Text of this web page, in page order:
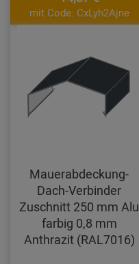
mit Code: CxLyh2Ajne
Mauerabdeckung-
Dach-Verbinder
Zuschnitt 250 mm Alu
farbig 0,8 mm
Anthrazit (RAL7016)